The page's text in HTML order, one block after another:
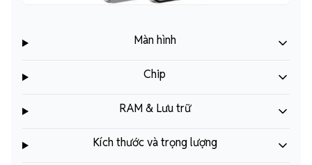
Màn hình
Chip
RAM & Lưu trữ
Kích thước và trọng lượng